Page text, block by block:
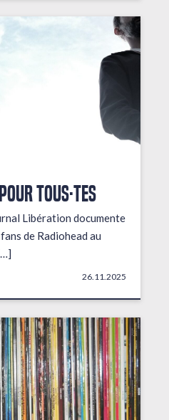
TOUS·TES
Libération documente
de Radiohead au
26.11.2025